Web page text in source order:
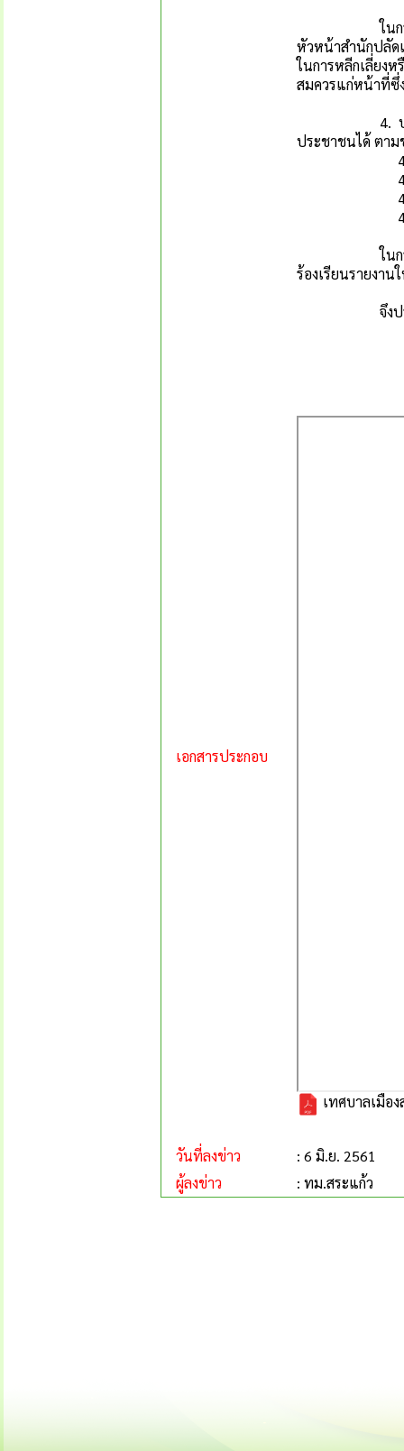
ในกรณีที่ปราก
หัวหน้าสำนักปลัด
ในการหลีกเลี่ยง
สมควรแก่หน้าที่
4. ประชาชน
ประชาชนได้ ตาม
4.1 ติดต่อด้
4.2 ทางอิ
4.3 ทางโท
4.4 ศูนย์ดำร
ในกรณีที่มีการ
ร้องเรียนรายงา
จึงประกาศ
เอกสารประกอบ
เทศบาลเมือ
วันที่ลงข่าว
: 6 มิ.ย. 2561
ผู้ลงข่าว
: ทม.สระแก้ว